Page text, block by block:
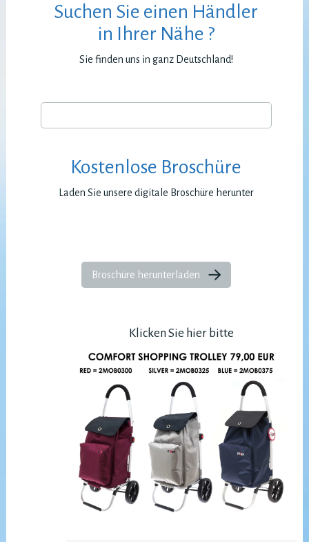
Suchen Sie einen Händler
in Ihrer Nähe ?
Sie finden uns in ganz Deutschland!
Kostenlose Broschüre
Laden Sie unsere digitale Broschüre herunter
Broschüre herunterladen
Klicken Sie hier bitte